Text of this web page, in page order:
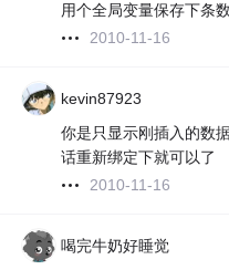
用个全局变量保存下条
2010-11-16
kevin87923
你是只显示刚插入的数
话重新绑定下就可以了
2010-11-16
喝完牛奶好睡觉